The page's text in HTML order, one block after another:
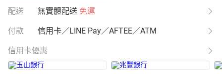
配送 無實體配送 免運
付款 信用卡／LINE Pay／AFTEE／ATM
信用卡優惠